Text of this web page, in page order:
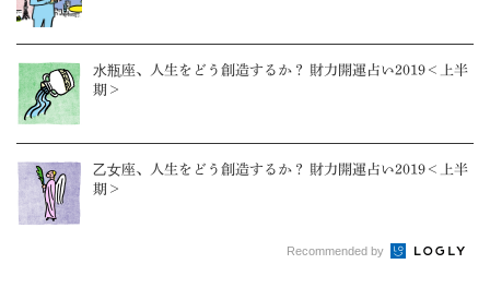
水瓶座、人生をどう創造するか？ 財力開運占い2019＜上半
期＞
乙女座、人生をどう創造するか？ 財力開運占い2019＜上半
期＞
Recommended by